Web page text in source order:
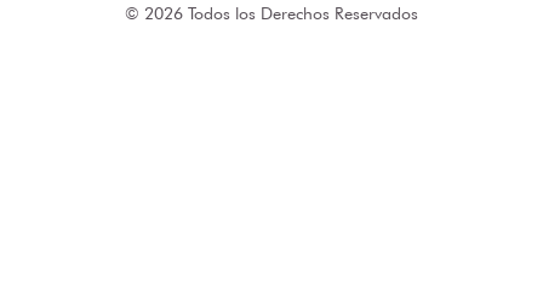
© 2026 Todos los Derechos Reservados